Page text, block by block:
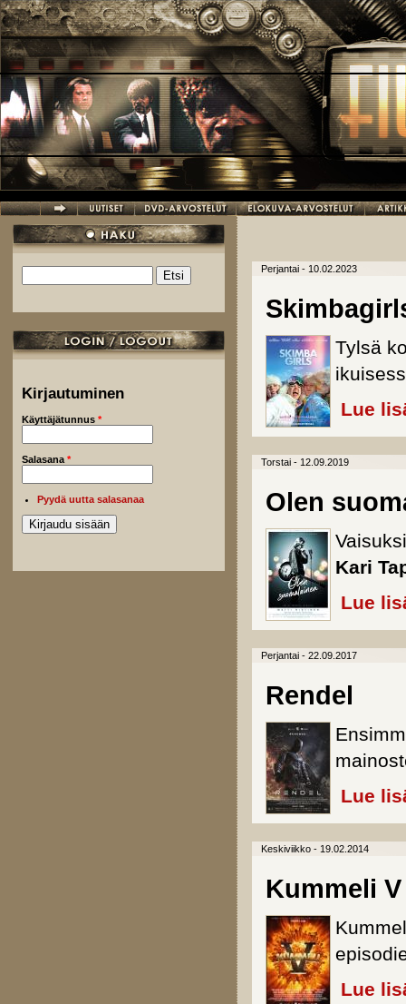
Hyppää pääsisältöön
Hakulomake
Kirjautuminen
Käyttäjätunnus *
Salasana *
Pyydä uutta salasanaa
Perjantai - 10.02.2023
Tylsä
Lue
Torstai - 12.09.2019
Olen
Kari
Lue
Perjantai - 22.09.2017
Rendel
Lue
Keskiviikko - 19.02.2014
Kummeli V
Lue